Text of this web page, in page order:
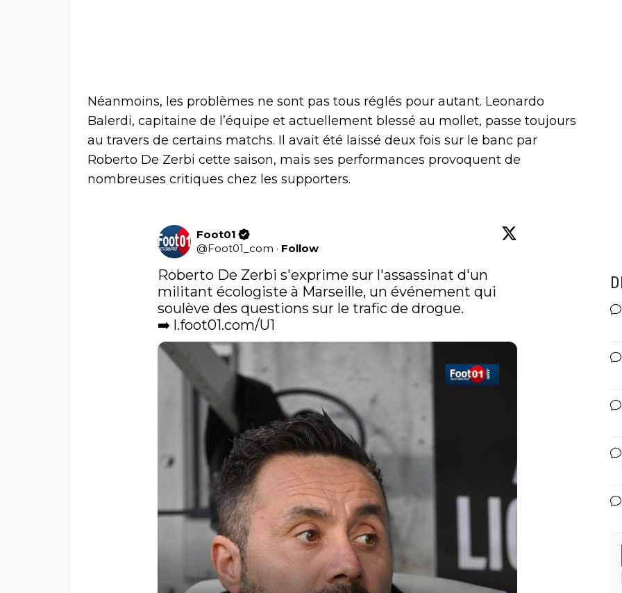
Néanmoins, les problèmes ne sont pas tous réglés pour autant. Leonardo
Balerdi, capitaine de l’équipe et actuellement blessé au mollet, passe toujours
au travers de certains matchs. Il avait été laissé deux fois sur le banc par
Roberto De Zerbi cette saison, mais ses performances provoquent de
nombreuses critiques chez les supporters.
Foot01
@Foot01_com · Follow
Roberto De Zerbi s'exprime sur l'assassinat d'un
militant écologiste à Marseille, un événement qui
soulève des questions sur le trafic de drogue.
➡️ l.foot01.com/U1